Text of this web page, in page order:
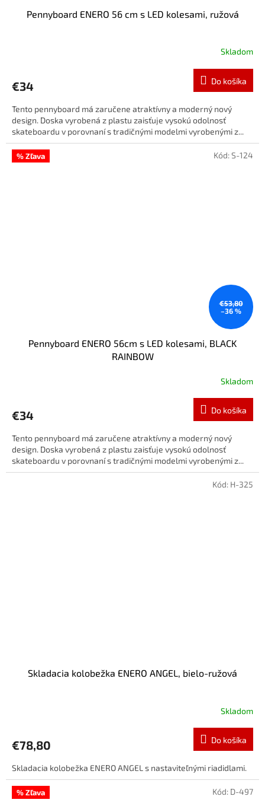
Pennyboard ENERO 56 cm s LED kolesami, ružová
Skladom
€34 Do košíka
Tento pennyboard má zaručene atraktívny a moderný nový
design. Doska vyrobená z plastu zaisťuje vysokú odolnosť
skateboardu v porovnaní s tradičnými modelmi vyrobenými z...
% Zľava
€53,80
–36 %
Pennyboard ENERO 56cm s LED kolesami, BLACK
RAINBOW
Skladom
€34 Do košíka
Tento pennyboard má zaručene atraktívny a moderný nový
design. Doska vyrobená z plastu zaisťuje vysokú odolnosť
skateboardu v porovnaní s tradičnými modelmi vyrobenými z...
Kód:S-124
Skladacia kolobežka ENERO ANGEL, bielo-ružová
Skladom
€78,80 Do košíka
Skladacia kolobežka ENERO ANGEL s nastaviteľnými riadidlami.
Kód: H-325
% Zľava Kód: D-497